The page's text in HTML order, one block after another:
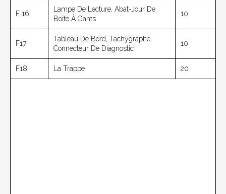
F 16
Lampe De Lecture, Abat-Jour De
Boîte À Gants
10
F17
Tableau De Bord, Tachygraphe,
Connecteur De Diagnostic
10
F18 La Trappe 20